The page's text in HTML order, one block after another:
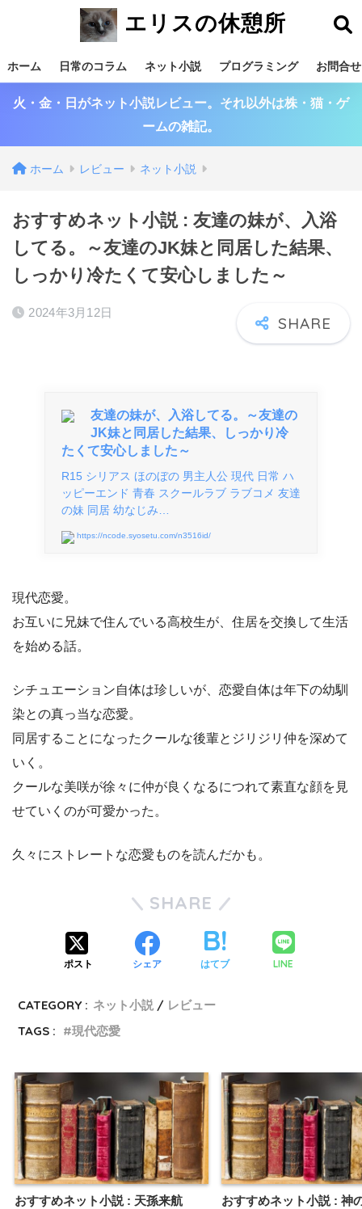
エリスの休憩所
ホーム 日常のコラム ネット小説 プログラミング お問合せ
火・金・日がネット小説レビュー。それ以外は株・猫・ゲ
ームの雑記。
ホーム レビュー ネット小説
おすすめネット小説 : 友達の妹が、入浴
してる。～友達のJK妹と同居した結果、
しっかり冷たくて安心しました～
2024年3月12日
友達の妹が、入浴してる。～友達の
JK妹と同居した結果、しっかり冷
たくて安心しました～
R15 シリアス ほのぼの 男主人公 現代 日常 ハ
ッピーエンド 青春 スクールラブ ラブコメ 友達
の妹 同居 幼なじみ…
https://ncode.syosetu.com/n3516id/
現代恋愛。
お互いに兄妹で住んでいる高校生が、住居を交換して生活
を始める話。
シチュエーション自体は珍しいが、恋愛自体は年下の幼馴
染との真っ当な恋愛。
同居することになったクールな後輩とジリジリ仲を深めて
いく。
クールな美咲が徐々に仲が良くなるにつれて素直な顔を見
せていくのが可愛かった。
久々にストレートな恋愛ものを読んだかも。
SHARE
ポスト シェア はてブ LINE
CATEGORY : ネット小説
レビュー
TAGS :
現代恋愛
おすすめネット小説 : 天孫来航
おすすめネット小説 : 神